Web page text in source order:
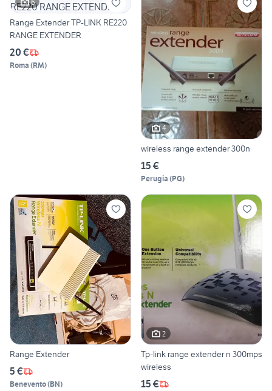
6
Range Extender TP-LINK RE220
RANGE EXTENDER
20 €
Roma (RM)
4
wireless range extender 300n
15 €
Perugia (PG)
Range Extender
5 €
Benevento(BN)
2
Tp-link range extender n 300mps
wireless
15 €